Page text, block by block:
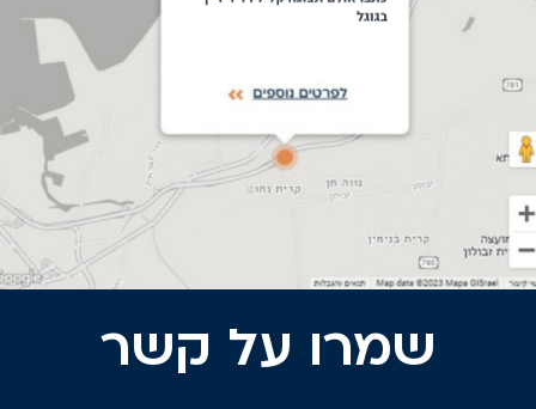
שמרו על קשר